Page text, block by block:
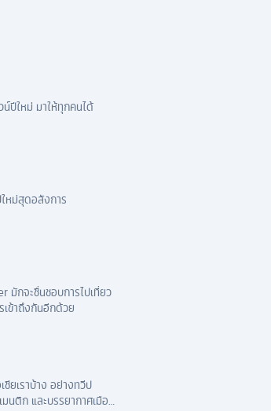
น์ปีใหม่ มาให้ทุกคนได้
หม่สุดอลังการ
มักจะชื่นชอบการไปเที่ยว
ข้าถึงกันอีกด้วย
ยเราบ้าง อย่างทวีป
นติก และบรรยากาศเมือง